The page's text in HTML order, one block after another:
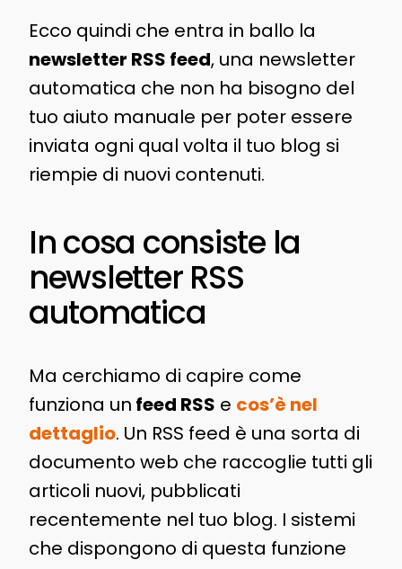
Ecco quindi che entra in ballo la
newsletter RSS feed, una newsletter
automatica che non ha bisogno del
tuo aiuto manuale per poter essere
inviata ogni qual volta il tuo blog si
riempie di nuovi contenuti.
In cosa consiste la
newsletter RSS
automatica
Ma cerchiamo di capire come
funziona un feed RSS e cos’è nel
dettaglio. Un RSS feed è una sorta di
documento web che raccoglie tutti gli
articoli nuovi, pubblicati
recentemente nel tuo blog. I sistemi
che dispongono di questa funzione